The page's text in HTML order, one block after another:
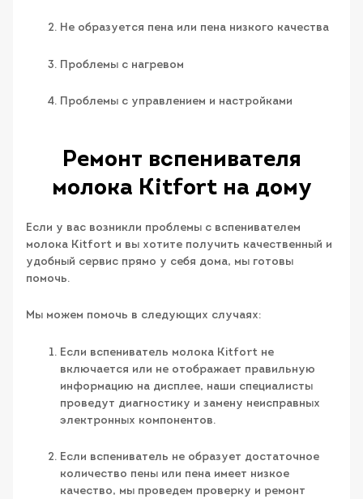
Не образуется пена или пена низкого качества
Проблемы с нагревом
Проблемы с управлением и настройками
Ремонт вспенивателя
молока Kitfort на дому
Если у вас возникли проблемы с вспенивателем
молока Kitfort и вы хотите получить качественный и
удобный сервис прямо у себя дома, мы готовы
помочь.
Мы можем помочь в следующих случаях:
Если вспениватель молока Kitfort не
включается или не отображает правильную
информацию на дисплее, наши специалисты
проведут диагностику и замену неисправных
электронных компонентов.
Если вспениватель не образует достаточное
количество пены или пена имеет низкое
качество, мы проведем проверку и ремонт